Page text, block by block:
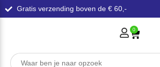
Gratis verzending boven de € 60,-
0